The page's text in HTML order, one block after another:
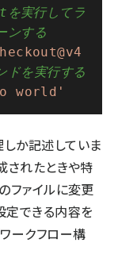
実行してラ
ンする
を実行する
world'
か記述していま
されたときや特
ファイルに変更
定できる内容を
ワークフロー構